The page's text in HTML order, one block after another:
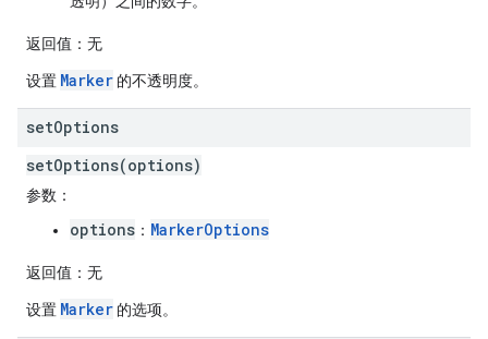
返回值 ：无
设置 Marker 的不透明度。
setOptions
setOptions(options)
参数 ：
options ： MarkerOptions
返回值 ：无
设置 Marker 的选项。